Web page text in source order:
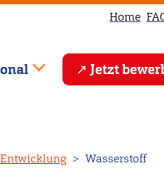
Home
Jetzt
Wasserstoff